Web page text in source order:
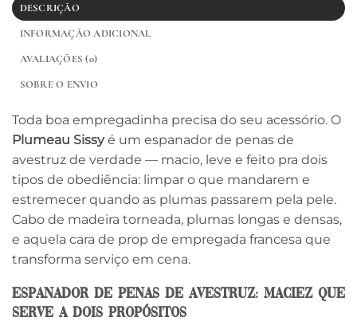
DESCRIÇÃO
INFORMAÇÃO ADICIONAL
AVALIAÇÕES (0)
SOBRE O ENVIO
Toda boa empregadinha precisa do seu acessório. O
Plumeau Sissyé um espanador de penas de
avestruz de verdade — macio, leve e feito pra dois
tipos de obediência: limpar o que mandarem e
estremecer quando as plumas passarem pela pele.
Cabo de madeira torneada, plumas longas e densas,
e aquela cara de prop de empregada francesa que
transforma serviço em cena.
Espanador de penas de avestruz: maciez que
serve a dois propósitos